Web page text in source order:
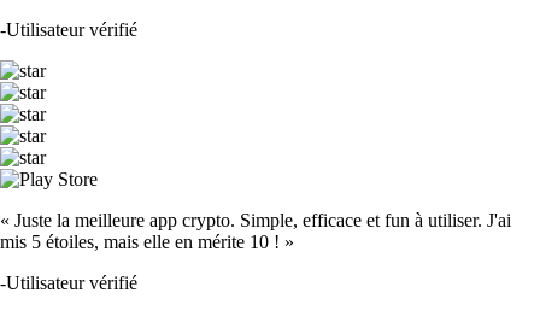
-Utilisateur vérifié
« Juste la meilleure app crypto. Simple, efficace et fun à utiliser. J'ai
mis 5 étoiles, mais elle en mérite 10 ! »
-Utilisateur vérifié